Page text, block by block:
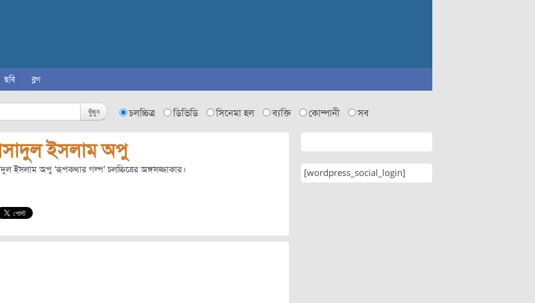
ছবি ব্লগ
খুঁজুন চলচ্চিত্র ডিভিডি সিনেমা হল ব্যক্তি কোম্পানী সব
ইসলাম অপু
ইসলাম অপু ‘রূপকথার গল্প’ চলচ্চিত্রের অঙ্গসজ্জাকার। [wordpress_social_login]